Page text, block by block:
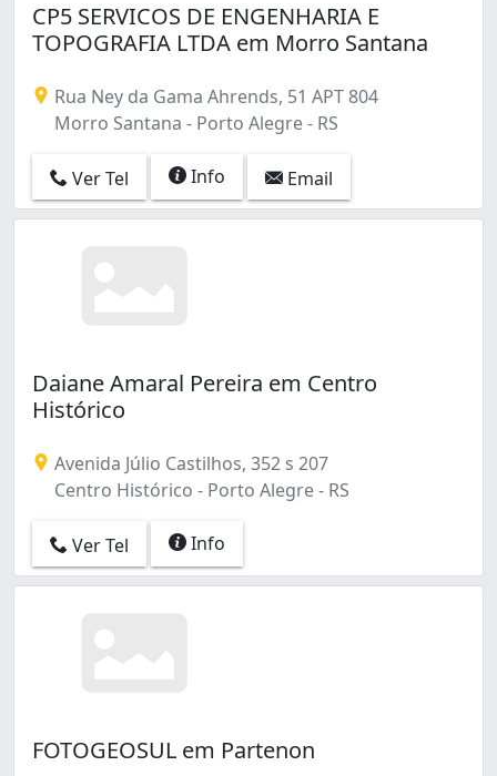
CP5 SERVICOS DE ENGENHARIA E
TOPOGRAFIA LTDA em Morro Santana
Rua Ney da Gama Ahrends, 51 APT 804
Morro Santana - Porto Alegre - RS
Ver Tel Info Email
Daiane Amaral Pereira em Centro
Histórico
Avenida Júlio Castilhos, 352 s 207
Centro Histórico - Porto Alegre - RS
Ver Tel Info
FOTOGEOSUL em Partenon